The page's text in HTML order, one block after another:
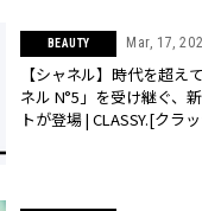
BEAUTY Mar, 17,
【シャネル】時代を超え
ネル N°5」を受け継ぐ、
トが登場 | CLASSY.[クラ